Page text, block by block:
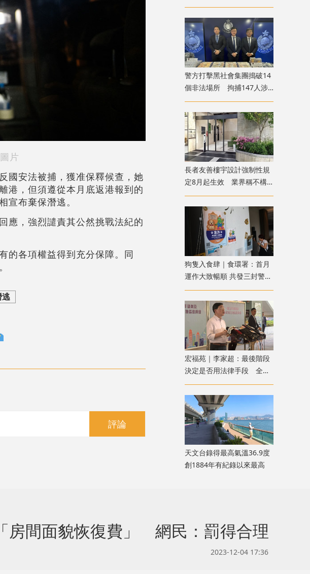
片
國安法被捕，獲准保釋候查，她
港，但須遵從本月底返港報到的
宣布棄保潛逃。
應，強烈譴責其公然挑戰法紀的
的各項權益得到充分保障。同
評論
經貿辦開幕典禮
警方打擊黑社會集團搗破14
個非法場所 拘捕147人涉
清洗逾6億犯罪得益
長者友善樓宇設計強制性規
定8月起生效 業界稱不構
成太大額外負擔
狗隻入食肆｜食環署：首月
運作大致暢順 共發三封警告
信及作兩宗檢控
宏福苑｜李家超：最後階段
決定是否用法律手段 全力
支持配合獨立委員會
天文台錄得最高氣溫36.9度
創1884年有紀錄以來最高
房間面貌恢復費」 網民：罰得合理
2023-12-04 17:36